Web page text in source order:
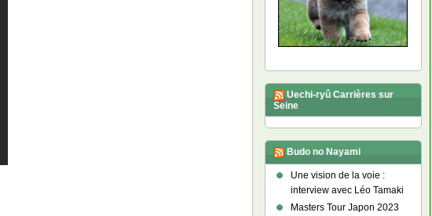
Uechi-ryû Carrières sur
Seine
Budo no Nayami
Une vision de la voie :
interview avec Léo Tamaki
Masters Tour Japon 2023